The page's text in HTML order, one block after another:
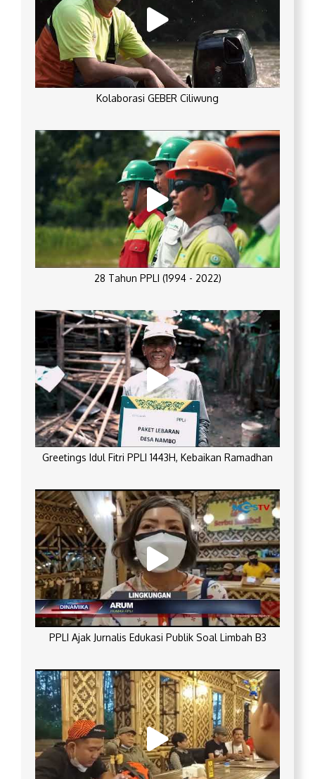
Kolaborasi GEBER Ciliwung
28 Tahun PPLI (1994 - 2022)
Greetings Idul Fitri PPLI 1443H, Kebaikan Ramadhan
PPLI Ajak Jurnalis Edukasi Publik Soal Limbah B3